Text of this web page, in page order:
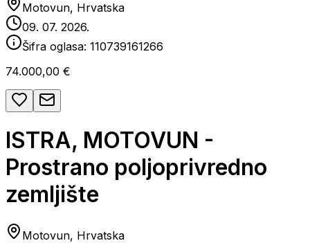
Motovun, Hrvatska
09. 07. 2026.
Šifra oglasa: 110739161266
74.000,00 €
ISTRA, MOTOVUN -
Prostrano poljoprivredno
zemljište
Motovun, Hrvatska